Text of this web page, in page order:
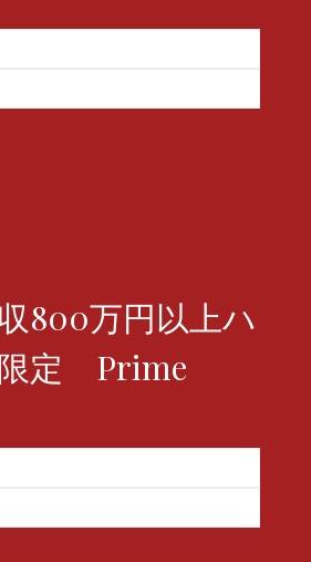
800万円以上ハ
定 Prime